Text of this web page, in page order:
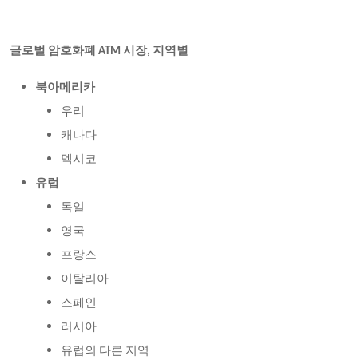
글로벌 암호화폐 ATM 시장, 지역별
북아메리카
우리
캐나다
멕시코
유럽
독일
영국
프랑스
이탈리아
스페인
러시아
유럽의 다른 지역